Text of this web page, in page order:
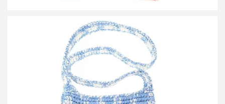
プラダ ラフィアショルダーバッグ 1BC184